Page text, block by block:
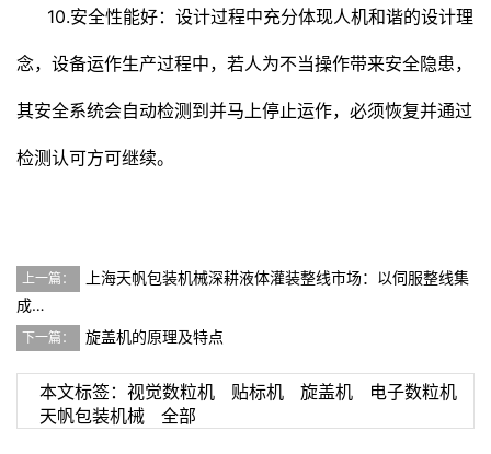
10.安全性能好：设计过程中充分体现人机和谐的设计理
念，设备运作生产过程中，若人为不当操作带来安全隐患，
其安全系统会自动检测到并马上停止运作，必须恢复并通过
检测认可方可继续。
上一篇：
上海天帆包装机械深耕液体灌装整线市场：以伺服整线集
成…
下一篇： 旋盖机的原理及特点
本文标签： 视觉数粒机 贴标机 旋盖机
电子数粒机
天帆包装机械
全部